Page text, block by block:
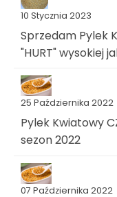
10 Stycznia 2023
Sprzedam Pylek
"HURT" wysokiej
25 Października 2022
Pylek Kwiatowy
sezon 2022
07 Października 2022